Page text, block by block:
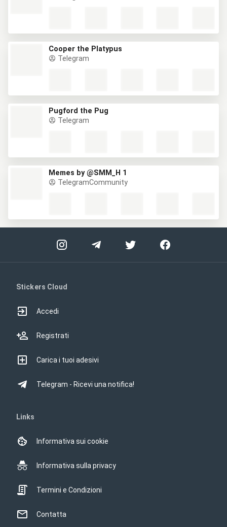
Cooper the Platypus
Telegram
Pugford the Pug
Telegram
Memes by @SMM_H 1
TelegramCommunity
Stickers Cloud
Accedi
Registrati
Carica i tuoi adesivi
Telegram - Ricevi una notifica!
Links
Informativa sui cookie
Informativa sulla privacy
Termini e Condizioni
Contatta